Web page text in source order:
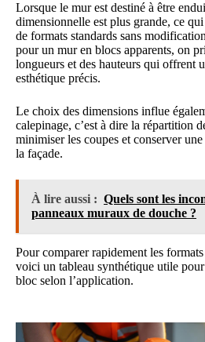
Lorsque le mur est destiné à être
dimensionnelle est plus grande, ce qui
de formats standards sans
pour un mur en blocs apparents, on
longueurs et des hauteurs qui offrent
esthétique précis.
Le choix des dimensions influe
calepinage, c’est à dire la répartition
minimiser les coupes et conserver
la façade.
À lire aussi : Quels sont les
panneaux muraux de douche ?
Pour comparer rapidement les formats
voici un tableau synthétique utile
bloc selon l’application.